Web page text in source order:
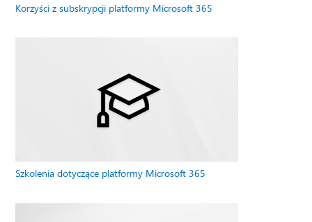
Korzyści z subskrypcji platformy Microsoft 365
Szkolenia dotyczące platformy Microsoft 365